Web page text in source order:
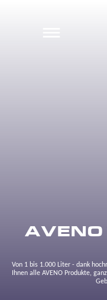
AVENO
Von 1 bis 1.000 Liter - dank
Ihnen alle AVENO Produkte,